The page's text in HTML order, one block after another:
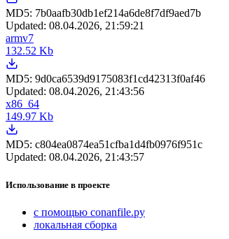
MD5: 7b0aafb30db1ef214a6de8f7df9aed7b
Updated: 08.04.2026, 21:59:21
armv7
132.52 Kb
MD5: 9d0ca6539d9175083f1cd42313f0af46
Updated: 08.04.2026, 21:43:56
x86_64
149.97 Kb
MD5: c804ea0874ea51cfba1d4fb0976f951c
Updated: 08.04.2026, 21:43:57
Использование в проекте
с помощью conanfile.py
локальная сборка